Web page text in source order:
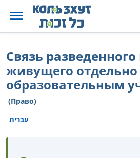
Связь
живущего отдельно
образовательным
(Право)
עברית